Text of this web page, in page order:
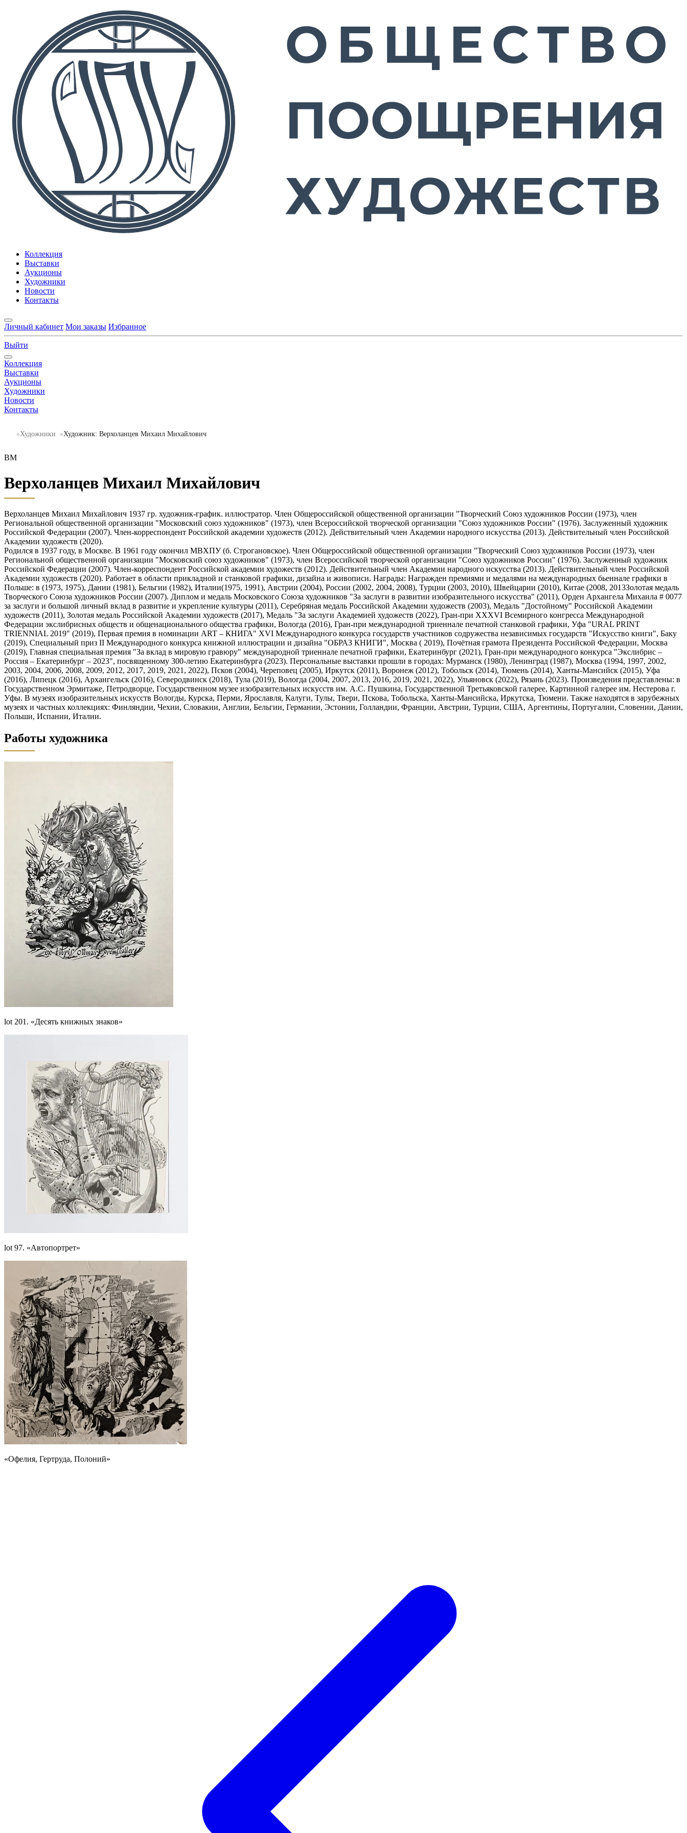
Коллекция
Выставки
Аукционы
Художники
Новости
Контакты
Личный кабинет Мои заказы Избранное
Выйти
Коллекция
Выставки
Аукционы
Художники
Новости
Контакты
Художники Художник: Верхоланцев Михаил Михайлович
ВМ
Верхоланцев Михаил Михайлович
Верхоланцев Михаил Михайлович 1937 гр. художник-график. иллюстратор. Член Общероссийской общественной организации "Творческий Союз художников России (1973), член
Региональной общественной организации "Московский союз художников" (1973), член Всероссийской творческой организации "Союз художников России" (1976). Заслуженный художник
Российской Федерации (2007). Член-корреспондент Российской академии художеств (2012). Действительный член Академии народного искусства (2013). Действительный член Российской
Академии художеств (2020).
Родился в 1937 году, в Москве. В 1961 году окончил МВХПУ (б. Строгановское). Член Общероссийской общественной организации "Творческий Союз художников России (1973), член
Региональной общественной организации "Московский союз художников" (1973), член Всероссийской творческой организации "Союз художников России" (1976). Заслуженный художник
Российской Федерации (2007). Член-корреспондент Российской академии художеств (2012). Действительный член Академии народного искусства (2013). Действительный член Российской
Академии художеств (2020). Работает в области прикладной и станковой графики, дизайна и живописи. Награды: Награжден премиями и медалями на международных бьеннале графики в
Польше: в (1973, 1975), Дании (1981), Бельгии (1982), Италии(1975, 1991), Австрии (2004), России (2002, 2004, 2008), Турции (2003, 2010), Швейцарии (2010), Китае (2008, 2013Золотая медаль
Творческого Союза художников России (2007). Диплом и медаль Московского Союза художников "За заслуги в развитии изобразительного искусства" (2011), Орден Архангела Михаила # 0077
за заслуги и большой личный вклад в развитие и укрепление культуры (2011), Серебряная медаль Российской Академии художеств (2003), Медаль "Достойному" Российской Академии
художеств (2011), Золотая медаль Российской Академии художеств (2017), Медаль "За заслуги Академией художеств (2022), Гран-при XXXVI Всемирного конгресса Международной
Федерации экслибрисных обществ и общенационального общества графики, Вологда (2016), Гран-при международной триеннале печатной станковой графики, Уфа "URAL PRINT
TRIENNIAL 2019" (2019), Первая премия в номинации ART – КНИГА" XVI Международного конкурса государств участников содружества независимых государств "Искусство книги", Баку
(2019), Специальный приз II Международного конкурса книжной иллюстрации и дизайна "ОБРАЗ КНИГИ", Москва ( 2019), Почётная грамота Президента Российской Федерации, Москва
(2019), Главная специальная премия "За вклад в мировую гравюру" международной триеннале печатной графики, Екатеринбург (2021), Гран-при международного конкурса "Экслибрис –
Россия – Екатеринбург – 2023", посвященному 300-летию Екатеринбурга (2023). Персональные выставки прошли в городах: Мурманск (1980), Ленинград (1987), Москва (1994, 1997, 2002,
2003, 2004, 2006, 2008, 2009, 2012, 2017, 2019, 2021, 2022), Псков (2004), Череповец (2005), Иркутск (2011), Воронеж (2012), Тобольск (2014), Тюмень (2014), Ханты-Мансийск (2015), Уфа
(2016), Липецк (2016), Архангельск (2016), Северодвинск (2018), Тула (2019), Вологда (2004, 2007, 2013, 2016, 2019, 2021, 2022), Ульяновск (2022), Рязань (2023). Произведения представлены: в
Государственном Эрмитаже, Петродворце, Государственном музее изобразительных искусств им. А.С. Пушкина, Государственной Третьяковской галерее, Картинной галерее им. Нестерова г.
Уфы. В музеях изобразительных искусств Вологды, Курска, Перми, Ярославля, Калуги, Тулы, Твери, Пскова, Тобольска, Ханты-Мансийска, Иркутска, Тюмени. Также находятся в зарубежных
музеях и частных коллекциях: Финляндии, Чехии, Словакии, Англии, Бельгии, Германии, Эстонии, Голландии, Франции, Австрии, Турции, США, Аргентины, Португалии, Словении, Дании,
Польши, Испании, Италии.
Работы художника
lot 201. «Десять книжных знаков»
lot 97. «Автопортрет»
«Офелия, Гертруда, Полоний»